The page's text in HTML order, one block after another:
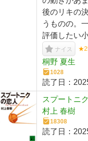
後のリキの
うものの。
評価したい
ナイス
桐野 夏生
1028
読了日：
スプートニ
村上 春樹
18308
読了日：